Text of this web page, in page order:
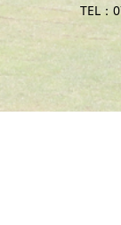
TEL：